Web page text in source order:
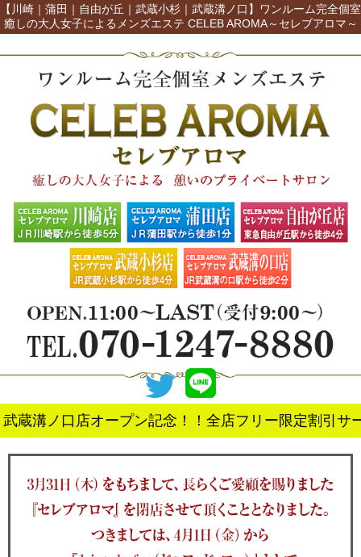
【川崎｜蒲田｜自由が丘｜武蔵小杉｜武蔵溝ノ口】ワンルーム完全個室
癒しの大人女子によるメンズエステ CELEB AROMA～セレブアロマ～
武蔵溝ノ口店オープン記念！！全店フリー限定割引サ